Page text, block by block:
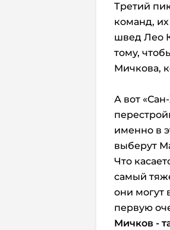
Третий
команд,
швед Лео
тому,
Мичкова,
А вот
именно в
выберут
Что
самый
они могут
первую
Мичков -